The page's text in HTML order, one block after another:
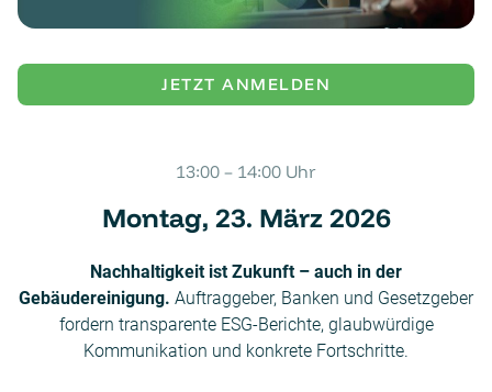
JETZT ANMELDEN
13:00 – 14:00 Uhr
Montag, 23. März 2026
Nachhaltigkeit ist Zukunft – auch in der
Gebäudereinigung. Auftraggeber, Banken und Gesetzgeber
fordern transparente ESG-Berichte, glaubwürdige
Kommunikation und konkrete Fortschritte.